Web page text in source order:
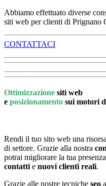
Abbiamo effettuato diverse
siti web per clienti di Prignano
CONTATTACI
Ottimizzazione siti web
e posizionamento sui motori
Rendi il tuo sito web una
di settore. Grazie alla nostra
potrai migliorare la tua
contatti e nuovi clienti reali.
Grazie alle nostre tecniche seo